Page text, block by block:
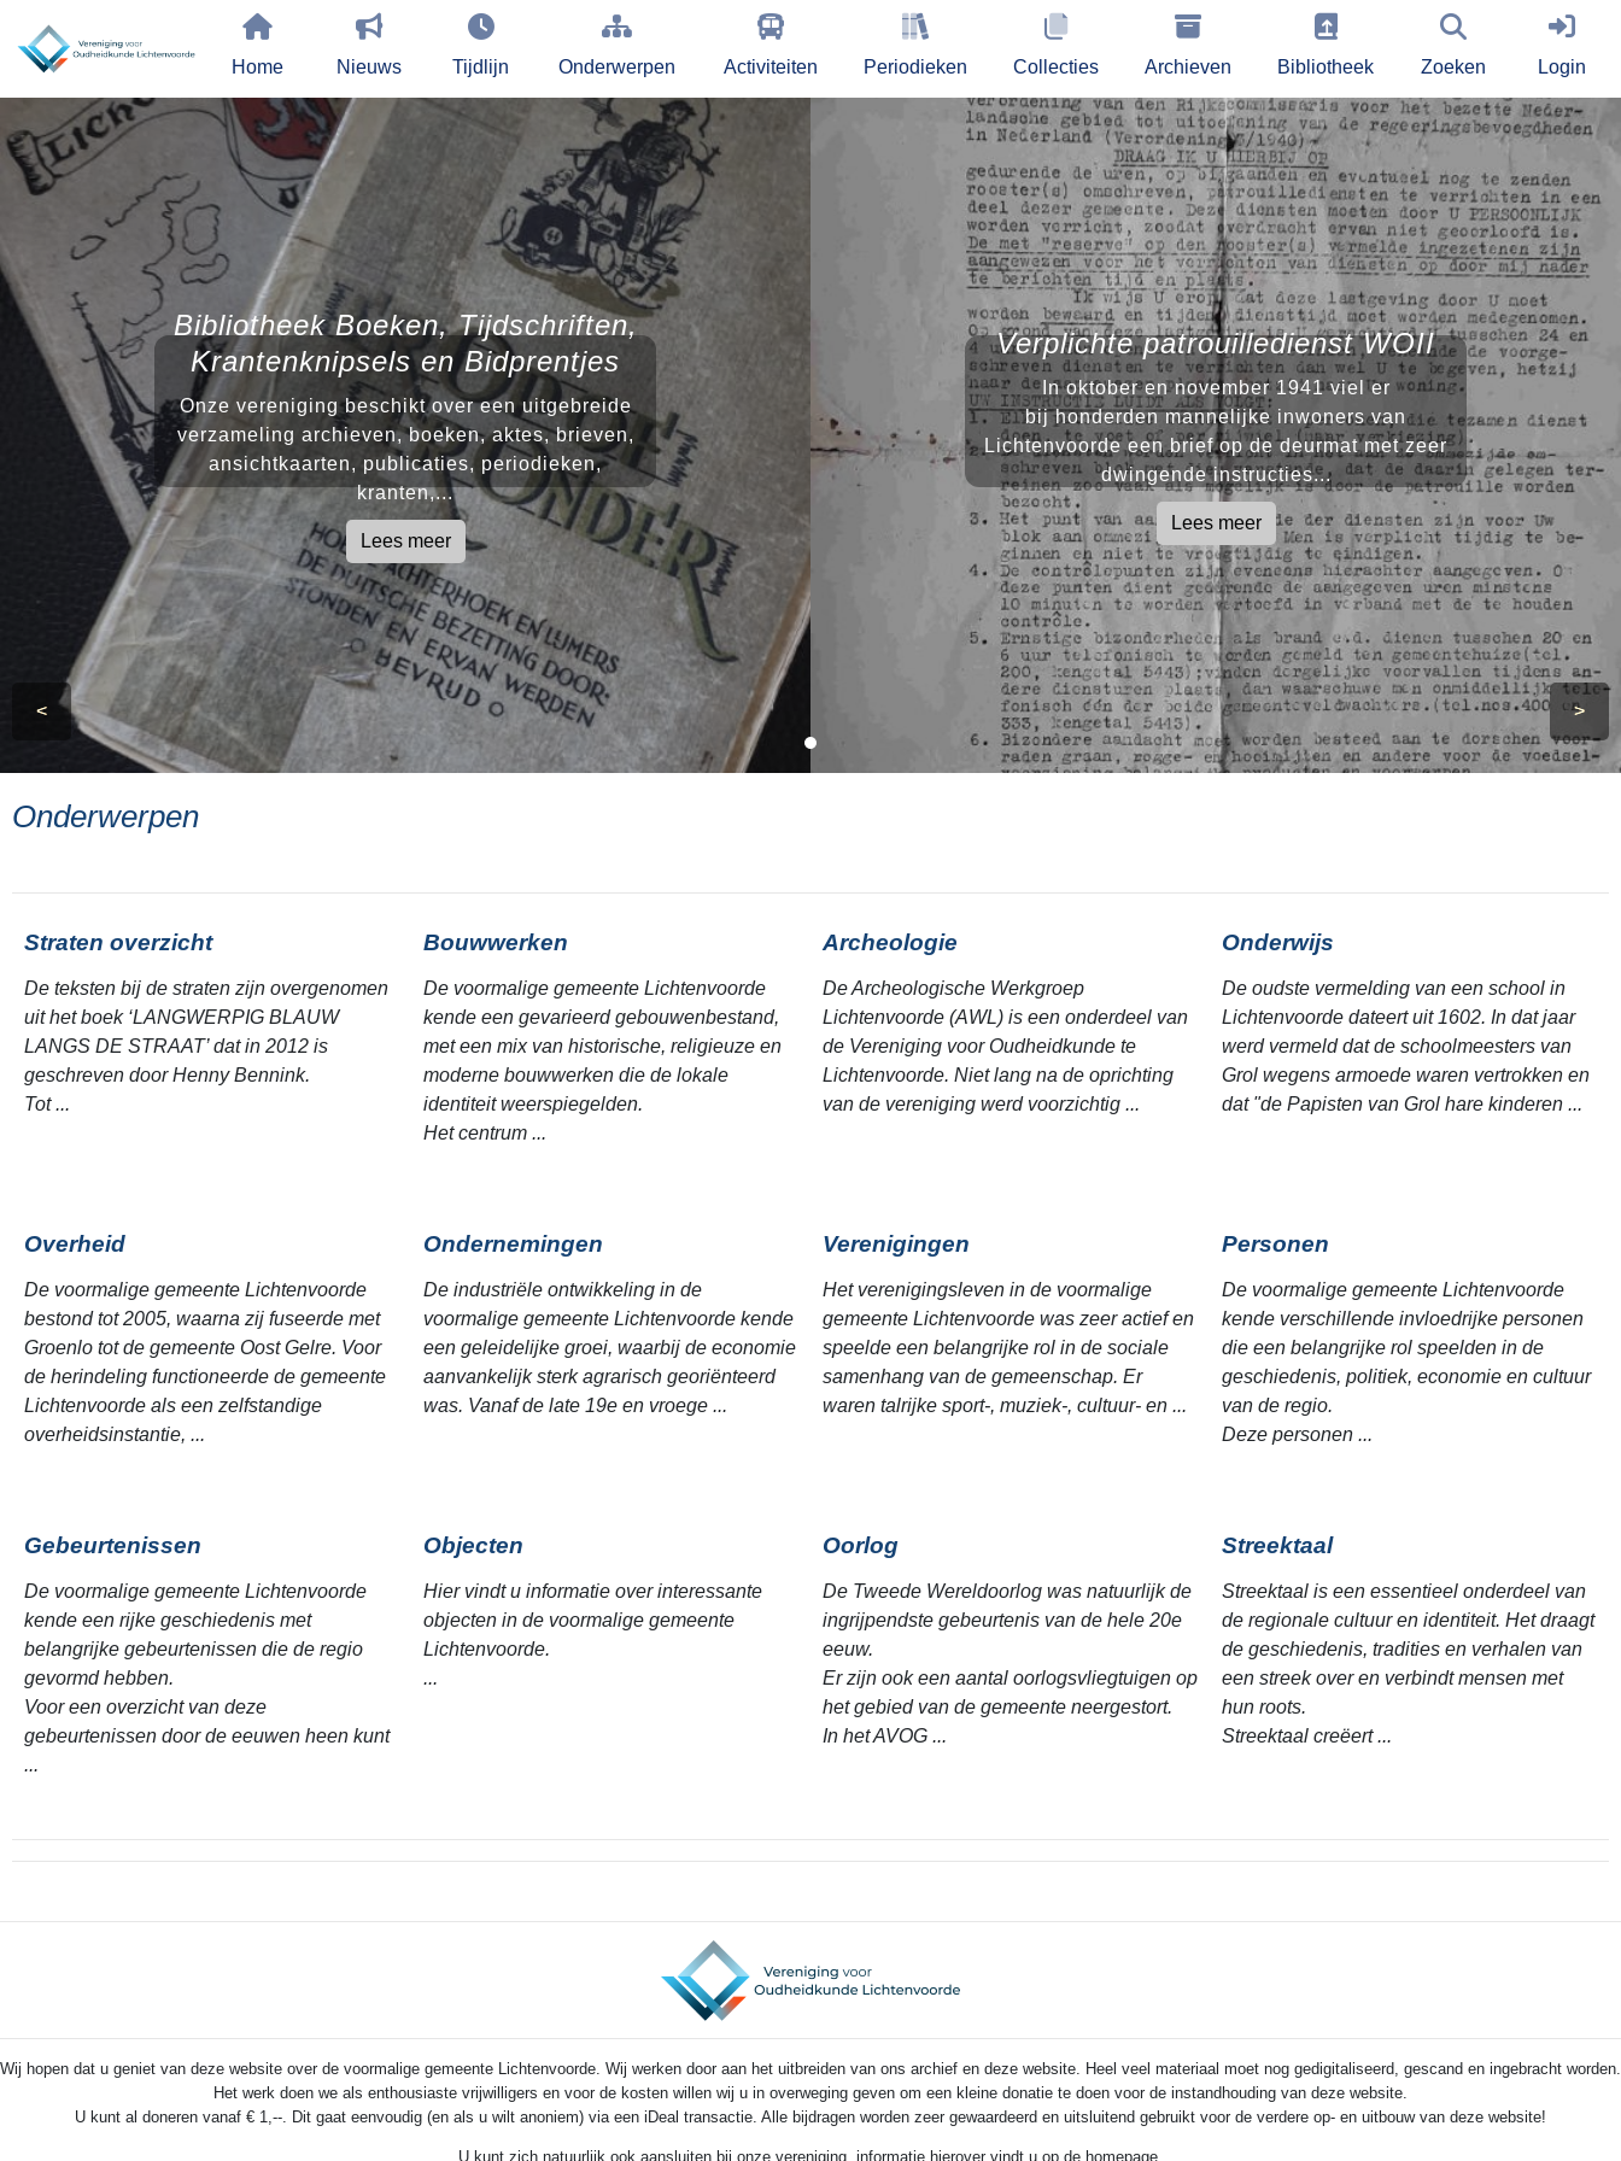
Home Nieuws Tijdlijn Onderwerpen Activiteiten Periodieken Collecties Archieven Bibliotheek Zoeken Login
Bibliotheek Boeken, Tijdschriften,
Krantenknipsels en Bidprentjes
Onze vereniging beschikt over een uitgebreide
verzameling archieven, boeken, aktes, brieven,
ansichtkaarten, publicaties, periodieken,
kranten,...
Lees meer
Verplichte patrouilledienst WOII
In oktober en november 1941 viel er
bij honderden mannelijke inwoners van
Lichtenvoorde een brief op de deurmat met zeer
dwingende instructies...
Lees meer
< >
Onderwerpen
Straten overzicht
De teksten bij de straten zijn overgenomen
uit het boek ‘LANGWERPIG BLAUW
LANGS DE STRAAT’ dat in 2012 is
geschreven door Henny Bennink.
Tot ...
Bouwwerken
De voormalige gemeente Lichtenvoorde
kende een gevarieerd gebouwenbestand,
met een mix van historische, religieuze en
moderne bouwwerken die de lokale
identiteit weerspiegelden.
Het centrum ...
Archeologie
De Archeologische Werkgroep
Lichtenvoorde (AWL) is een onderdeel van
de Vereniging voor Oudheidkunde te
Lichtenvoorde. Niet lang na de oprichting
van de vereniging werd voorzichtig ...
Onderwijs
De oudste vermelding van een school in
Lichtenvoorde dateert uit 1602. In dat jaar
werd vermeld dat de schoolmeesters van
Grol wegens armoede waren vertrokken en
dat "de Papisten van Grol hare kinderen ...
Overheid
De voormalige gemeente Lichtenvoorde
bestond tot 2005, waarna zij fuseerde met
Groenlo tot de gemeente Oost Gelre. Voor
de herindeling functioneerde de gemeente
Lichtenvoorde als een zelfstandige
overheidsinstantie, ...
Ondernemingen
De industriële ontwikkeling in de
voormalige gemeente Lichtenvoorde kende
een geleidelijke groei, waarbij de economie
aanvankelijk sterk agrarisch georiënteerd
was. Vanaf de late 19e en vroege ...
Verenigingen
Het verenigingsleven in de voormalige
gemeente Lichtenvoorde was zeer actief en
speelde een belangrijke rol in de sociale
samenhang van de gemeenschap. Er
waren talrijke sport-, muziek-, cultuur- en ...
Personen
De voormalige gemeente Lichtenvoorde
kende verschillende invloedrijke personen
die een belangrijke rol speelden in de
geschiedenis, politiek, economie en cultuur
van de regio.
Deze personen ...
Gebeurtenissen
De voormalige gemeente Lichtenvoorde
kende een rijke geschiedenis met
belangrijke gebeurtenissen die de regio
gevormd hebben.
Voor een overzicht van deze
gebeurtenissen door de eeuwen heen kunt
...
Objecten
Hier vindt u informatie over interessante
objecten in de voormalige gemeente
Lichtenvoorde.
...
Oorlog
De Tweede Wereldoorlog was natuurlijk de
ingrijpendste gebeurtenis van de hele 20e
eeuw.
Er zijn ook een aantal oorlogsvliegtuigen op
het gebied van de gemeente neergestort.
In het AVOG ...
Streektaal
Streektaal is een essentieel onderdeel van
de regionale cultuur en identiteit. Het draagt
de geschiedenis, tradities en verhalen van
een streek over en verbindt mensen met
hun roots.
Streektaal creëert ...
Wij hopen dat u geniet van deze website over de voormalige gemeente Lichtenvoorde. Wij werken door aan het uitbreiden van ons archief en deze website. Heel veel materiaal moet nog gedigitaliseerd, gescand en ingebracht worden.
Het werk doen we als enthousiaste vrijwilligers en voor de kosten willen wij u in overweging geven om een kleine donatie te doen voor de instandhouding van deze website.
U kunt al doneren vanaf € 1,--. Dit gaat eenvoudig (en als u wilt anoniem) via een iDeal transactie. Alle bijdragen worden zeer gewaardeerd en uitsluitend gebruikt voor de verdere op- en uitbouw van deze website!
U kunt zich natuurlijk ook aansluiten bij onze vereniging, informatie hierover vindt u op de homepage.